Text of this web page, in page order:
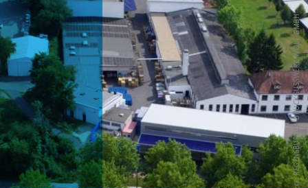
© REGENSBURGER DRUCKGUSSWERK WOLF GMBH